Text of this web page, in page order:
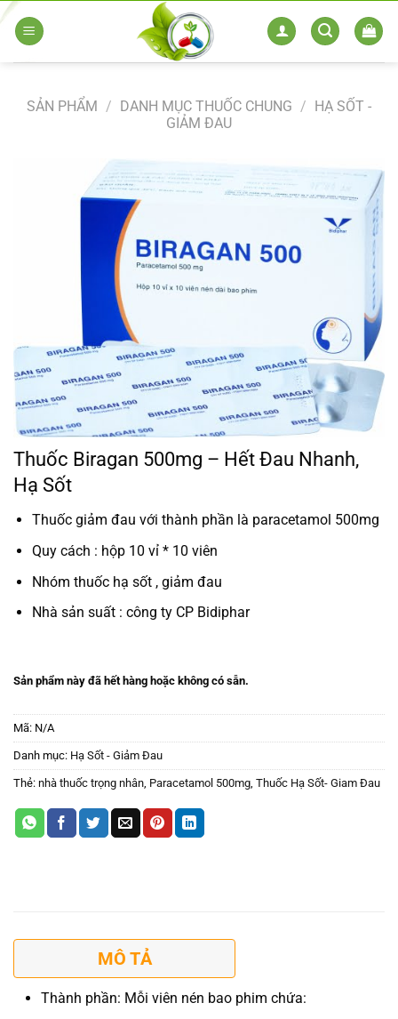
Skip
SẢN PHẨM / DANH MỤC THUỐC CHUNG / HẠ SỐT -
GIẢM ĐAU
Thuốc Biragan 500mg – Hết Đau Nhanh,
Hạ Sốt
Thuốc giảm đau với thành phần là paracetamol 500mg
Quy cách : hộp 10 vỉ * 10 viên
Nhóm thuốc hạ sốt , giảm đau
Nhà sản suất : công ty CP Bidiphar
Sản phẩm này đã hết hàng hoặc không có sẵn.
Mã: N/A
Danh mục: Hạ Sốt - Giảm Đau
Thẻ: nhà thuốc trọng nhân Paracetamol 500mg Thuốc Hạ Sốt- Giam Đau
MÔ TẢ
Thành phần: Mỗi viên nén bao phim chứa: